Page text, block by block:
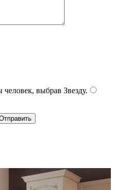
человек, выбрав Звезду.